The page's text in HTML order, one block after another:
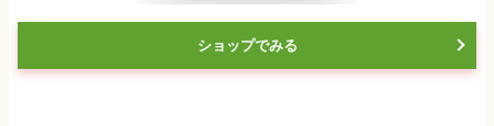
ショップでみる